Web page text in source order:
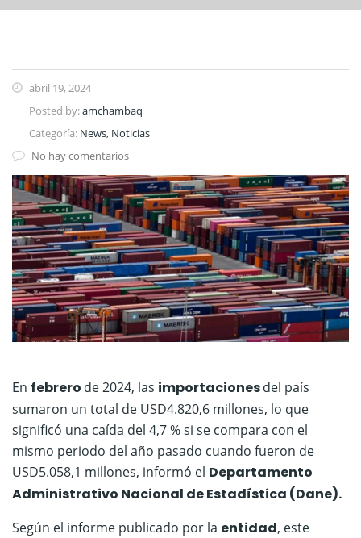
abril 19, 2024
Posted by:amchambaq
Categoría: News, Noticias
No hay comentarios
En febrero de 2024, las importacionesdel país
sumaron un total de USD4.820,6 millones, lo que
significó una caída del 4,7 % si se compara con el
mismo periodo del año pasado cuando fueron de
USD5.058,1 millones, informó el Departamento
Administrativo Nacional de Estadística (Dane).
Según el informe publicado por la entidad, este